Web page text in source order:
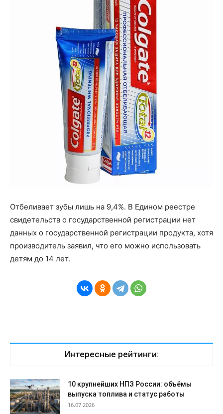
Отбеливает зубы лишь на 9,4%. В Едином реестре
свидетельств о государственной регистрации нет
данных о государственной регистрации продукта, хотя
производитель заявил, что его можно использовать
детям до 14 лет.
Интересные рейтинги:
10 крупнейших НПЗ России: объёмы
выпуска топлива и статус работы
16.07.2026